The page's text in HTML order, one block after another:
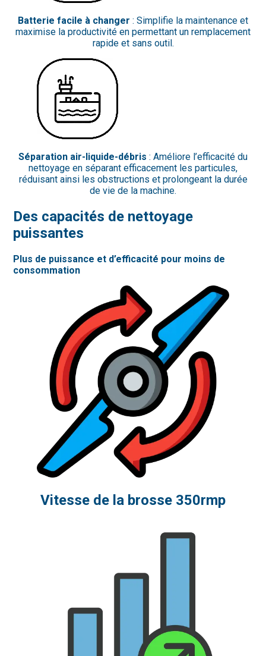
Batterie facile à changer : Simplifie la maintenance et
maximise la productivité en permettant un remplacement
rapide et sans outil.
Séparation air-liquide-débris : Améliore l’efficacité du
nettoyage en séparant efficacement les particules,
réduisant ainsi les obstructions et prolongeant la durée
de vie de la machine.
Des capacités de nettoyage
puissantes
Plus de puissance et d’efficacité pour moins de
consommation
Vitesse de la brosse 350rmp